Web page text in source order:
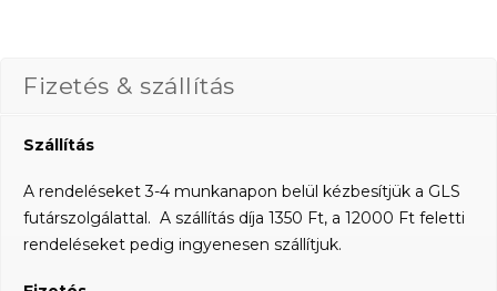
Fizetés & szállítás
Szállítás
A rendeléseket 3-4 munkanapon belül kézbesítjük a GLS
futárszolgálattal. A szállítás díja 1350 Ft, a 12000 Ft feletti
rendeléseket pedig ingyenesen szállítjuk.